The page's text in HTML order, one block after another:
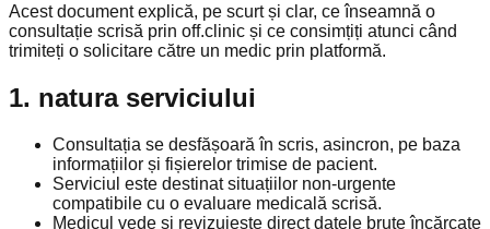
Acest document explică, pe scurt și clar, ce înseamnă o
consultație scrisă prin off.clinic și ce consimțiți atunci când
trimiteți o solicitare către un medic prin platformă.
1. natura serviciului
Consultația se desfășoară în scris, asincron, pe baza
informațiilor și fișierelor trimise de pacient.
Serviciul este destinat situațiilor non-urgente
compatibile cu o evaluare medicală scrisă.
Medicul vede și revizuiește direct datele brute încărcate